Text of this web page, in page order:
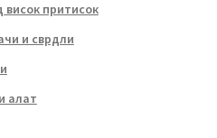
висок притисок
и сврдли
алат